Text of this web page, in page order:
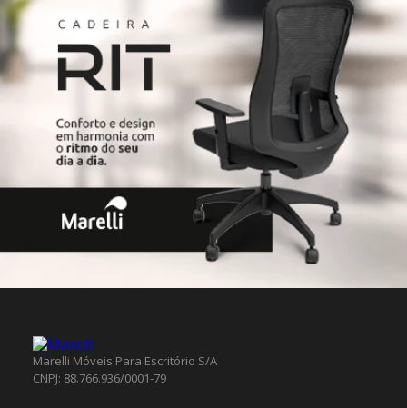
Marelli Móveis Para Escritório S/A
CNPJ: 88.766.936/0001-79